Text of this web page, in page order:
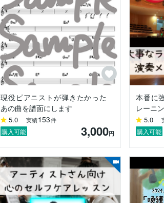
現役ピアニストが弾きたかった
あの曲を譜面にします
5.0 実績153件
購入可能 3,000円
本番に
レーニ
5.0
購入可能